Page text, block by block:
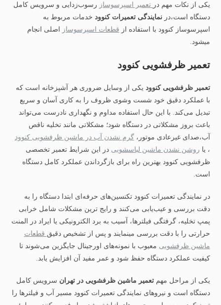
یکی از نکات مهم در تعمیر اسپرسوساز رسوب‌زدایی و سرویس کامل
دستگاه است،در نمایندگی تعمیرات کنوود خدمات مربوط به
اسپرسوساز کنوود با استفاده از قطعات اسپرسوساز اصلی انجام
میشود.
تعمیر ظرفشویی کنوود
تعمیر ظرفشویی کنوود یکی از وسایل ضروری هر آشپزخانه است که
با عملکرد دقیق خود شست‌ وشوی ظروف را به کاری آسان و سریع
تبدیل می‌کند. با این حال استفاده مداوم و نگهداری نادرست می‌تواند
باعث بروز مشکلاتی در دستگاه شود؛ مشکلاتی مانند تخلیه ناقص
آب،صدای غیرعادی موتور،گرم نشدن آب در ماشین ظرفشویی کنوود
، یا روشن نشدن ماشین لباسشویی در این شرایط تعمیر تخصصی
ظرفشویی کنوود بهترین راه برای بازگرداندن عملکرد کامل دستگاه
است.
در نمایندگی تعمیرات کنوود تکنسین‌های حرفه‌ای ابتدا دستگاه را به
دقت بررسی و عیب‌یابی می‌کنند و رایج‌ ترین مشکلات شامل خرابی
پمپ تخلیه، گرفتگی فیلترها، آسیب به برد الکترونیکی یا ایراد در المنت
حرارتی را با دقت بررسی مینمایند و پس از تشخیص دقیق قطعات
ماشین ظرفشویی معیوب با نمونه‌های اورجینال جایگزین می‌شوند تا
کیفیت عملکرد دستگاه حفظ شود و عمر مفید آن افزایش یابد.
یکی از مراحل مهم تعمیر ماشین ظرفشویی در تهران سرویس کامل
دستگاه است و نیروهای نمایندگی تعمیرات کنوود مسیر آب و فیلترها را